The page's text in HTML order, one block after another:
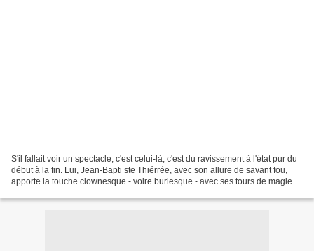
S'il fallait voir un spectacle, c'est celui-là, c'est du ravissement à l'état pur du
début à la fin. Lui, Jean-Bapti ste Thiérrée, avec son allure de savant fou,
apporte la touche clownesque - voire burlesque - avec ses tours de magie